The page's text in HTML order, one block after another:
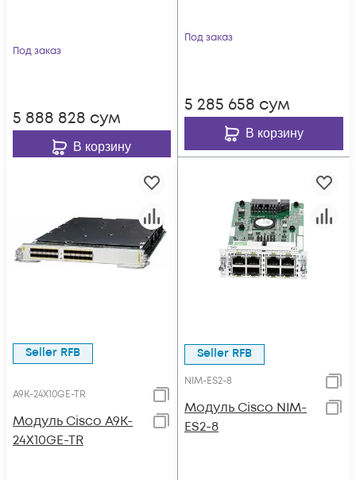
Под заказ
5 888 828 сум
В корзину
Под заказ
5 285 658 сум
В корзину
Seller RFB
A9K-24X10GE-TR
Модуль Cisco A9K-
24X10GE-TR
Seller RFB
NIM-ES2-8
Модуль Cisco NIM-
ES2-8